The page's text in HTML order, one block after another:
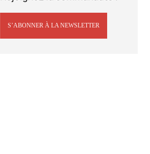
S’ABONNER À LA NEWSLETTER